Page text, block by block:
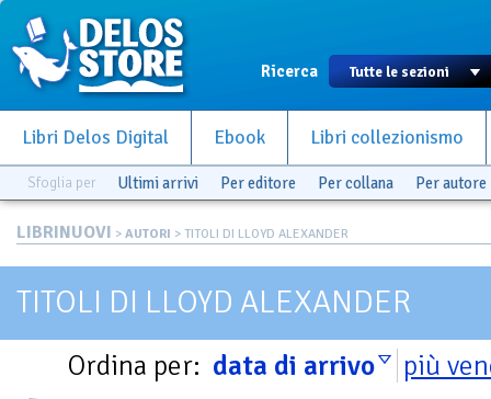
Ricerca
Libri Delos Digital Ebook Libri collezionismo
Sfoglia per Ultimi arrivi Per editore Per collana Per autore
LIBRINUOVI > AUTORI > TITOLI DI LLOYD ALEXANDER
TITOLI DI LLOYD ALEXANDER
Ordina per: data di arrivo più